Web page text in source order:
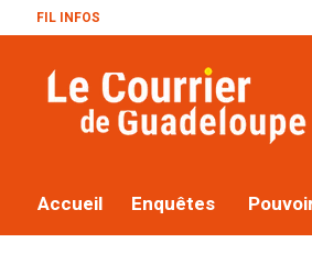
FIL INFOS
Accueil Enquêtes